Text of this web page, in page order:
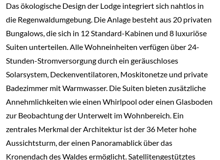
Das ökologische Design der Lodge integriert sich nahtlos in
die Regenwaldumgebung. Die Anlage besteht aus 20 privaten
Bungalows, die sich in 12 Standard-Kabinen und 8 luxuriöse
Suiten unterteilen. Alle Wohneinheiten verfügen über 24-
Stunden-Stromversorgung durch ein geräuschloses
Solarsystem, Deckenventilatoren, Moskitonetze und private
Badezimmer mit Warmwasser. Die Suiten bieten zusätzliche
Annehmlichkeiten wie einen Whirlpool oder einen Glasboden
zur Beobachtung der Unterwelt im Wohnbereich. Ein
zentrales Merkmal der Architektur ist der 36 Meter hohe
Aussichtsturm, der einen Panoramablick über das
Kronendach des Waldes ermöglicht. Satellitengestütztes